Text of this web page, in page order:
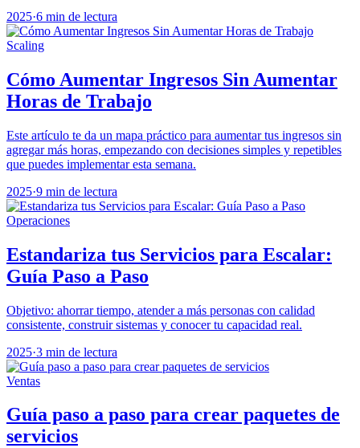
2025·6 min de lectura
Scaling
Cómo Aumentar Ingresos Sin Aumentar
Horas de Trabajo
Este artículo te da un mapa práctico para aumentar tus ingresos sin
agregar más horas, empezando con decisiones simples y repetibles
que puedes implementar esta semana.
2025·9 min de lectura
Operaciones
Estandariza tus Servicios para Escalar:
Guía Paso a Paso
Objetivo: ahorrar tiempo, atender a más personas con calidad
consistente, construir sistemas y conocer tu capacidad real.
2025·3 min de lectura
Ventas
Guía paso a paso para crear paquetes de
servicios